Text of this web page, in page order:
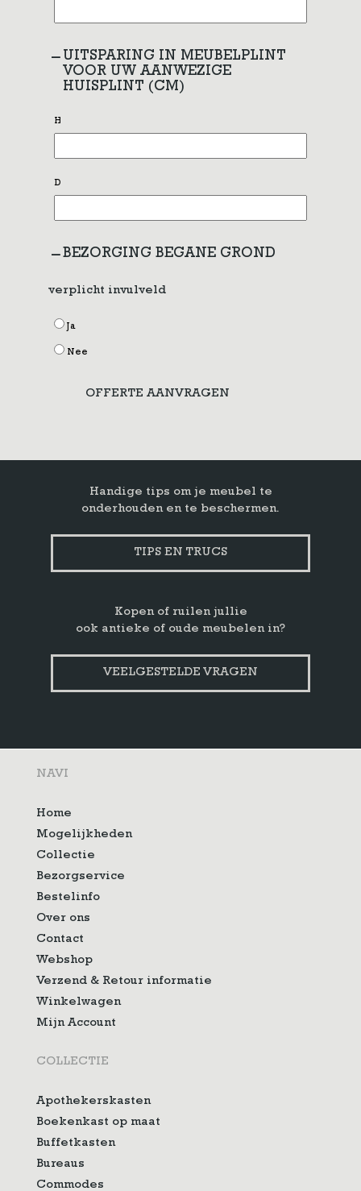
UITSPARING IN MEUBELPLINT
VOOR UW AANWEZIGE
HUISPLINT (CM)
H
D
BEZORGING BEGANE GROND
verplicht invulveld
Ja
Nee
OFFERTE AANVRAGEN
Handige tips om je meubel te
onderhouden en te beschermen.
TIPS EN TRUCS
Kopen of ruilen jullie
ook antieke of oude meubelen in?
VEELGESTELDE VRAGEN
NAVI
Home
Mogelijkheden
Collectie
Bezorgservice
Bestelinfo
Over ons
Contact
Webshop
Verzend & Retour informatie
Winkelwagen
Mijn Account
COLLECTIE
Apothekerskasten
Boekenkast op maat
Buffetkasten
Bureaus
Commodes